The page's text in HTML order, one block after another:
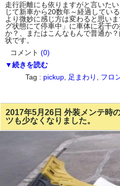
走行距離にも依りますがと言いた
じて新車から20数年～経過してい
より微妙に感じ方は変わると思い
グ状態にて停車中」に車体に若干
か？、またはこんなもんで普通か
状です。
コメント (0)
▼続きを読む
Tag : pickup 足まわり フロ
2017年5月26日 外装メンテ時
ツも少なくなりました。